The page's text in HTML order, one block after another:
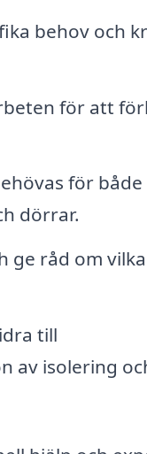
behov och
för att
för både
dörrar.
ge råd om vilka
till
av isolering